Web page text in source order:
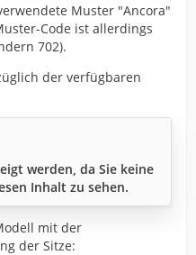
Muster "Ancora"
Code ist allerdings
702).
der verfügbaren
werden, da Sie keine
Inhalt zu sehen.
mit der
der Sitze: